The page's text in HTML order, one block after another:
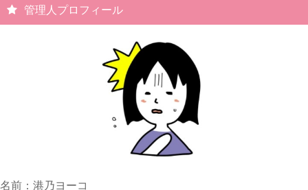
管理人プロフィール
名前：港乃ヨーコ